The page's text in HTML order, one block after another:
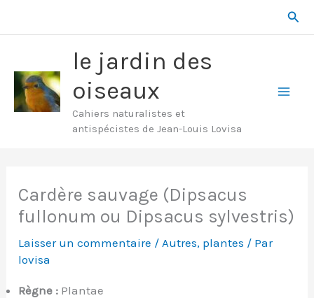
au
le jardin des
oiseaux
Cahiers naturalistes et
antispécistes de Jean-Louis Lovisa
Cardère sauvage (Dipsacus
fullonum ou Dipsacus sylvestris)
Laisser un commentaire /Autres, plantes / Par
lovisa
Règne : Plantae